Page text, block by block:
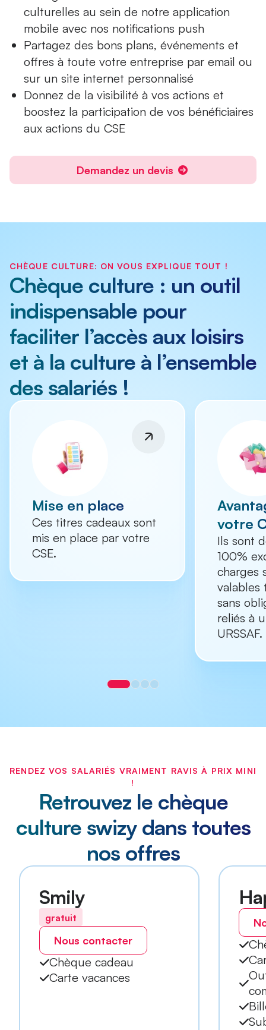
culturelles au sein de notre application
mobile avec nos notifications push
Partagez des bons plans, événements et
offres à toute votre entreprise par email ou
sur un site internet personnalisé
Donnez de la visibilité à vos actions et
boostez la participation de vos bénéficiaires
aux actions du CSE
Demandez un devis
CHÈQUE CULTURE: ON VOUS EXPLIQUE TOUT !
Chèque culture : un outil
indispensable pour
faciliter l’accès aux loisirs
et à la culture à l’ensemble
des salariés !
Mise en place
Ces titres cadeaux sont
mis en place par votre
CSE.
votre
Ils sont
100%
charges
valables
sans
reliés à
URSSAF.
RENDEZ VOS SALARIÉS VRAIMENT RAVIS À PRIX MINI
!
Retrouvez le chèque
culture swizy dans toutes
nos offres
Smily
gratuit
Nous contacter
Chèque cadeau
Carte vacances